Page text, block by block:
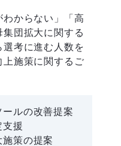
わからない」「高
団拡大に関する
選考に進む人数を
施策に関するご
ルの改善提案
支援
策の提案